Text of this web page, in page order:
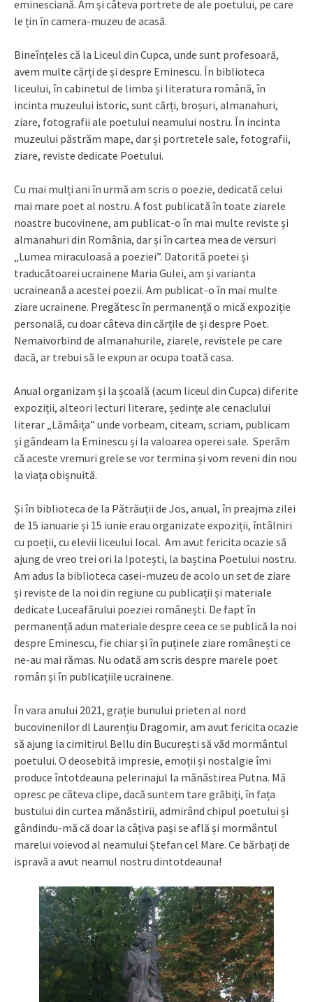
eminesciană. Am și câteva portrete de ale poetului, pe care
le țin în camera-muzeu de acasă.
Bineînțeles că la Liceul din Cupca, unde sunt profesoară,
avem multe cărți de și despre Eminescu. În biblioteca
liceului, în cabinetul de limba și literatura română, în
incinta muzeului istoric, sunt cărți, broșuri, almanahuri,
ziare, fotografii ale poetului neamului nostru. În incinta
muzeului păstrăm mape, dar și portretele sale, fotografii,
ziare, reviste dedicate Poetului.
Cu mai mulți ani în urmă am scris o poezie, dedicată celui
mai mare poet al nostru. A fost publicată în toate ziarele
noastre bucovinene, am publicat-o în mai multe reviste și
almanahuri din România, dar și în cartea mea de versuri
„Lumea miraculoasă a poeziei”. Datorită poetei și
traducătoarei ucrainene Maria Gulei, am și varianta
ucraineană a acestei poezii. Am publicat-o în mai multe
ziare ucrainene. Pregătesc în permanență o mică expoziție
personală, cu doar câteva din cărțile de și despre Poet.
Nemaivorbind de almanahurile, ziarele, revistele pe care
dacă, ar trebui să le expun ar ocupa toată casa.
Anual organizam și la școală (acum liceul din Cupca) diferite
expoziții, alteori lecturi literare, ședințe ale cenaclului
literar „Lămâița” unde vorbeam, citeam, scriam, publicam
și gândeam la Eminescu și la valoarea operei sale. Sperăm
că aceste vremuri grele se vor termina și vom reveni din nou
la viața obișnuită.
Și în biblioteca de la Pătrăuții de Jos, anual, în preajma zilei
de 15 ianuarie și 15 iunie erau organizate expoziții, întâlniri
cu poeții, cu elevii liceului local. Am avut fericita ocazie să
ajung de vreo trei ori la Ipotești, la baștina Poetului nostru.
Am adus la biblioteca casei-muzeu de acolo un set de ziare
și reviste de la noi din regiune cu publicații și materiale
dedicate Luceafărului poeziei românești. De fapt în
permanență adun materiale despre ceea ce se publică la noi
despre Eminescu, fie chiar și în puținele ziare românești ce
ne-au mai rămas. Nu odată am scris despre marele poet
român și în publicațiile ucrainene.
În vara anului 2021, grație bunului prieten al nord
bucovinenilor dl Laurențiu Dragomir, am avut fericita ocazie
să ajung la cimitirul Bellu din București să văd mormântul
poetului. O deosebită impresie, emoții și nostalgie îmi
produce întotdeauna pelerinajul la mănăstirea Putna. Mă
opresc pe câteva clipe, dacă suntem tare grăbiți, în fața
bustului din curtea mănăstirii, admirând chipul poetului și
gândindu-mă că doar la câțiva pași se află și mormântul
marelui voievod al neamului Ștefan cel Mare. Ce bărbați de
ispravă a avut neamul nostru dintotdeauna!